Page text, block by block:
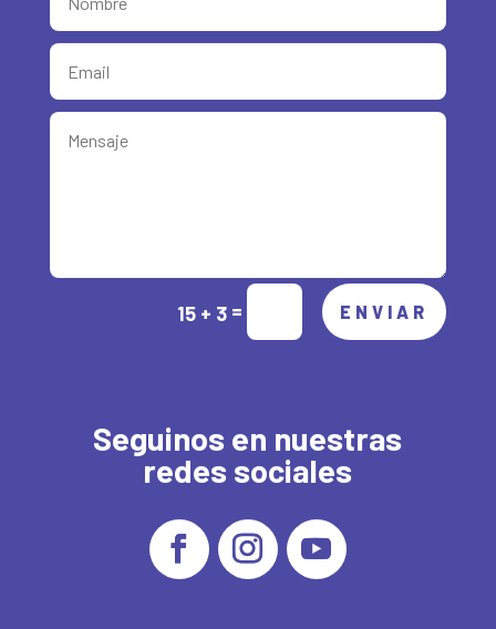
15 + 3 = ENVIAR
Seguinos en nuestras
redes sociales